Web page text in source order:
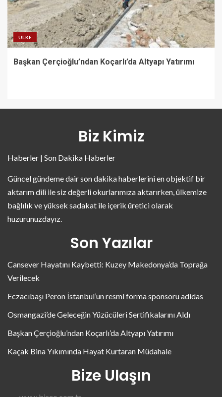
ÜLKE
Başkan Çerçioğlu’ndan Koçarlı’da Altyapı Yatırımı
Biz Kimiz
Haberler | Son Dakika Haberler
Güncel gündeme dair son dakika haberlerini en objektif bir
aktarım dili ile siz değerli okurlarımıza aktarırken, ülkemize
bağlılık ve yüksek sadakat ile içerik üretici olarak
huzurunuzdayız.
Son Yazılar
Cansever Hayatını Kaybetti: Kuzey Makedonya’da Toprağa
Verilecek
Eczacıbaşı Peron İstanbul’un resmi forma sponsoru adidas
Osmangazi’de Geleceğin Yüzücüleri Sertifikalarını Aldı
Başkan Çerçioğlu’ndan Koçarlı’da Altyapı Yatırımı
Kaçak Bina Yıkımında Hayat Kurtaran Müdahale
Bize Ulaşın